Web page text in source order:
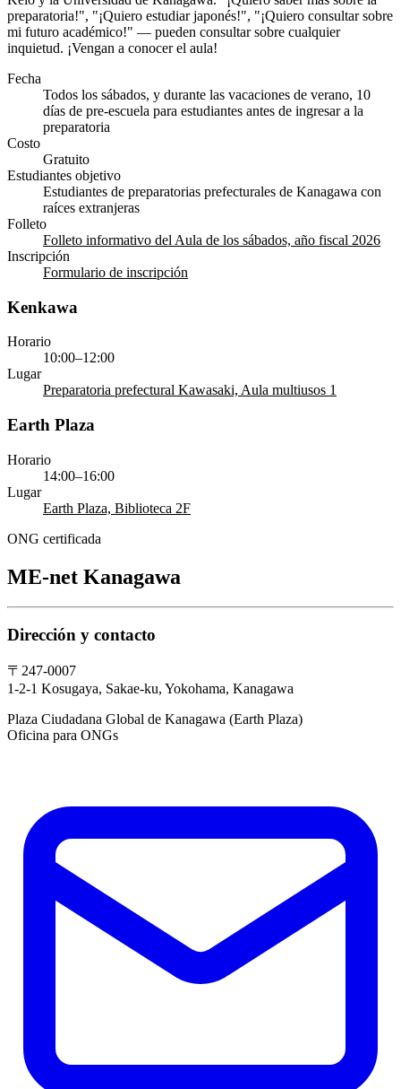
preparatoria!", "¡Quiero estudiar japonés!", "¡Quiero consultar sobre
mi futuro académico!" — pueden consultar sobre cualquier
inquietud. ¡Vengan a conocer el aula!
Fecha
Todos los sábados, y durante las vacaciones de verano, 10
días de pre-escuela para estudiantes antes de ingresar a la
preparatoria
Costo
Gratuito
Estudiantes objetivo
Estudiantes de preparatorias prefecturales de Kanagawa con
raíces extranjeras
Folleto
Folleto informativo del Aula de los sábados, año fiscal 2026
Inscripción
Formulario de inscripción
Kenkawa
Horario
10:00–12:00
Lugar
Preparatoria prefectural Kawasaki, Aula multiusos 1
Earth Plaza
Horario
14:00–16:00
Lugar
Earth Plaza, Biblioteca 2F
ONG certificada
ME-net Kanagawa
Dirección y contacto
〒247-0007
1-2-1 Kosugaya, Sakae-ku, Yokohama, Kanagawa
Plaza Ciudadana Global de Kanagawa (Earth Plaza)
Oficina para ONGs